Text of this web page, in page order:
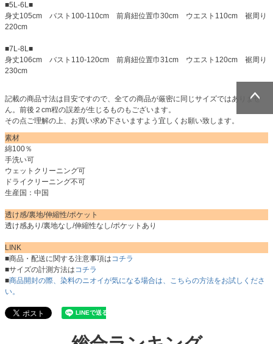
■5L-6L■
身丈105cm バスト100-110cm 前肩紐位置巾30cm ウエスト110cm 裾周り
220cm
■7L-8L■
身丈106cm バスト110-120cm 前肩紐位置巾31cm ウエスト120cm 裾周り
230cm
記載の商品寸法は目安ですので、全ての商品が厳密に同じサイズではありませ
ん。前後２cm程の誤差が生じるものもございます。
その点ご理解の上、お買い求め下さいますよう宜しくお願い致します。
素材
綿100％
手洗い可
ウェットクリーニング可
ドライクリーニング不可
生産国：中国
透け感/裏地/伸縮性/ポケット
透け感あり/裏地なし/伸縮性なし/ポケットあり
LINK
■商品・配送に関する注意事項はコチラ
■サイズの計測方法はコチラ
■商品開封の際、染料のニオイが気になる場合は、こちらの方法をお試しくださ
い。